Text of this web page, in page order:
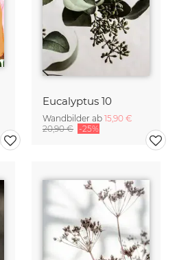
Eucalyptus 10
Wandbilder ab 15,90 €
20,90 € -25%